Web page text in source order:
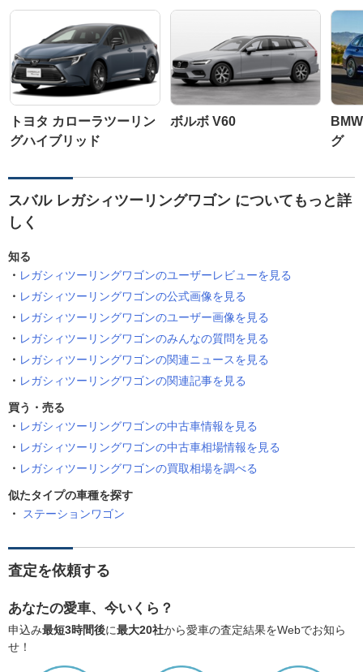
トヨタ カローラツーリン
グハイブリッド
ボルボ V60
グ
スバル レガシィツーリングワゴン についてもっと詳
しく
知る
レガシィツーリングワゴンのユーザーレビューを見る
レガシィツーリングワゴンの公式画像を見る
レガシィツーリングワゴンのユーザー画像を見る
レガシィツーリングワゴンのみんなの質問を見る
レガシィツーリングワゴンの関連ニュースを見る
レガシィツーリングワゴンの関連記事を見る
買う・売る
レガシィツーリングワゴンの中古車情報を見る
レガシィツーリングワゴンの中古車相場情報を見る
レガシィツーリングワゴンの買取相場を調べる
似たタイプの車種を探す
ステーションワゴン
査定を依頼する
あなたの愛車、今いくら？
申込み最短3時間後に最大20社から愛車の査定結果をWebでお知ら
せ！